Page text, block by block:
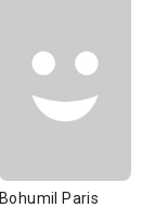
Bohumil Paris